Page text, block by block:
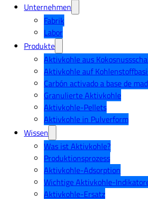
Unternehmen
Fabrik
Labor
Produkte
Aktivkohle aus
Aktivkohle auf
Carbón activado a base de
Granulierte Aktivkohle
Aktivkohle-Pellets
Aktivkohle in Pulverform
Wissen
Was ist Aktivkohle?
Produktionsprozess
Aktivkohle-Adsorption
Wichtige Aktivkohle-
Aktivkohle-Ersatz